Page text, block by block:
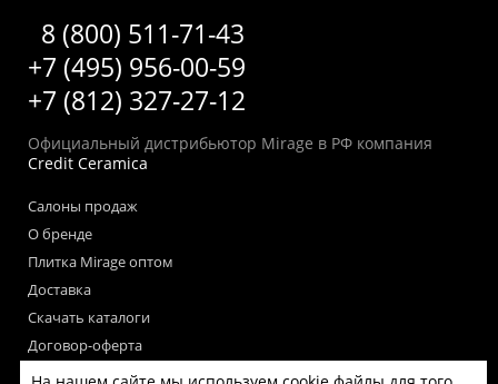
8 (800) 511-71-43
+7 (495) 956-00-59
+7 (812) 327-27-12
Официальный дистрибьютор Mirage в РФ компания
Credit Ceramica
Салоны продаж
О бренде
Плитка Mirage оптом
Доставка
Скачать каталоги
Договор-оферта
Пользовательское соглашение